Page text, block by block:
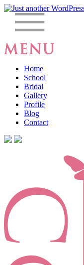
Home
School
Bridal
Gallery
Profile
Blog
Contact